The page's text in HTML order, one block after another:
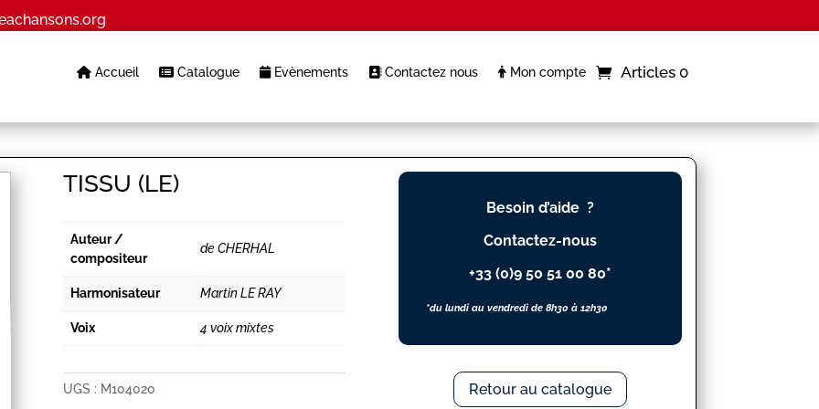
Accueil Catalogue Evènements Contactez nous Mon compte Articles 0
TISSU (LE)
Auteur /
compositeur
de CHERHAL
Harmonisateur Martin LE RAY
Voix 4 voix mixtes
UGS : M104020
Besoin d’aide ?
Contactez-nous
+33 (0)9 50 51 00 80*
*du lundi au vendredi de 8h30 à 12h30
Retour au catalogue